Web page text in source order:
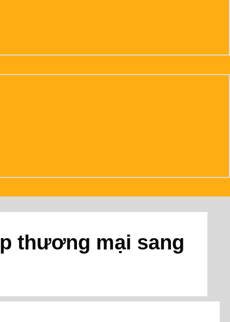
thương mại sang